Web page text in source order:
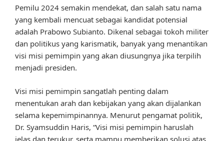
Pemilu 2024 semakin mendekat, dan salah satu nama
yang kembali mencuat sebagai kandidat potensial
adalah Prabowo Subianto. Dikenal sebagai tokoh militer
dan politikus yang karismatik, banyak yang menantikan
visi misi pemimpin yang akan diusungnya jika terpilih
menjadi presiden.
Visi misi pemimpin sangatlah penting dalam
menentukan arah dan kebijakan yang akan dijalankan
selama kepemimpinannya. Menurut pengamat politik,
Dr. Syamsuddin Haris, “Visi misi pemimpin haruslah
jelas dan terukur, serta mampu memberikan solusi atas